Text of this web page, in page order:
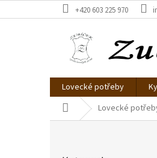
na
+420 603 225 970
Lovecké potřeby
Domů Lovecké